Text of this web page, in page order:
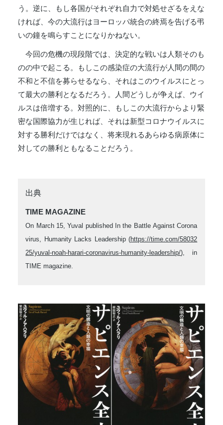
う。逆に、もし各国がそれぞれ自力で対処せざるをえな
ければ、今の大流行はヨーロッパ統合の終焉を告げる弔
いの鐘を鳴らすことになりかねない。
今回の危機の現段階では、決定的な戦いは人類そのも
のの中で起こる。もしこの感染症の大流行が人間の間の
不和と不信を募らせるなら、それはこのウイルスにとっ
て最大の勝利となるだろう。人間どうしが争えば、ウイ
ルスは倍増する。対照的に、もしこの大流行からより緊
密な国際協力が生じれば、それは新型コロナウイルスに
対する勝利だけではなく、将来現れるあらゆる病原体に
対しての勝利ともなることだろう。
出典
TIME MAGAZINE
On March 15, Yuval published In the Battle Against Corona
virus, Humanity Lacks Leadership (https://time.com/58032
25/yuval-noah-harari-coronavirus-humanity-leadership/), in
TIME magazine.